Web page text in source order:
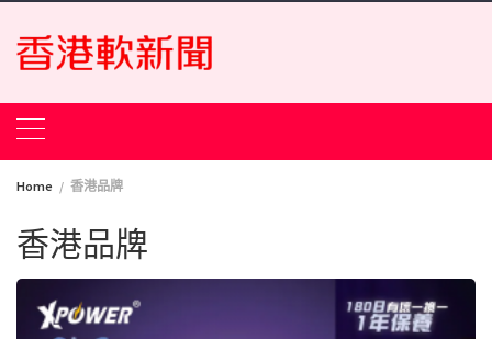
Skip
content
Home 香港品牌
香港品牌